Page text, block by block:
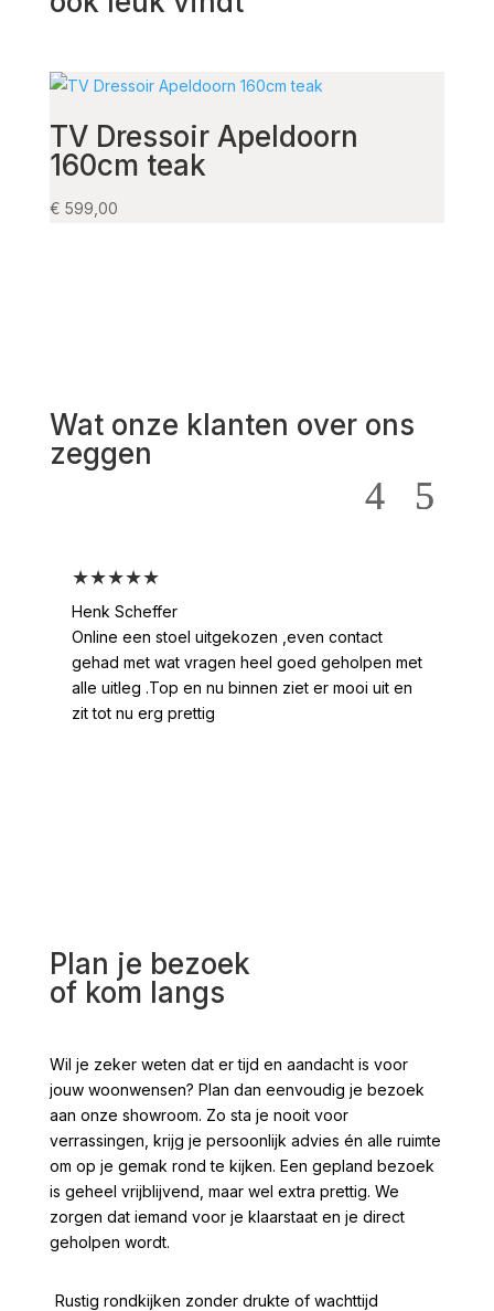
TV Dressoir Apeldoorn
160cm teak
€ 599,00
Wat onze klanten over ons
zeggen
★★★★★
Henk Scheffer
Online een stoel uitgekozen ,even contact
gehad met wat vragen heel goed geholpen met
alle uitleg .Top en nu binnen ziet er mooi uit en
zit tot nu erg prettig
Plan je bezoek
of kom langs
Wil je zeker weten dat er tijd en aandacht is voor
jouw woonwensen? Plan dan eenvoudig je bezoek
aan onze showroom. Zo sta je nooit voor
verrassingen, krijg je persoonlijk advies én alle ruimte
om op je gemak rond te kijken. Een gepland bezoek
is geheel vrijblijvend, maar wel extra prettig. We
zorgen dat iemand voor je klaarstaat en je direct
geholpen wordt.
Rustig rondkijken zonder drukte of wachttijd